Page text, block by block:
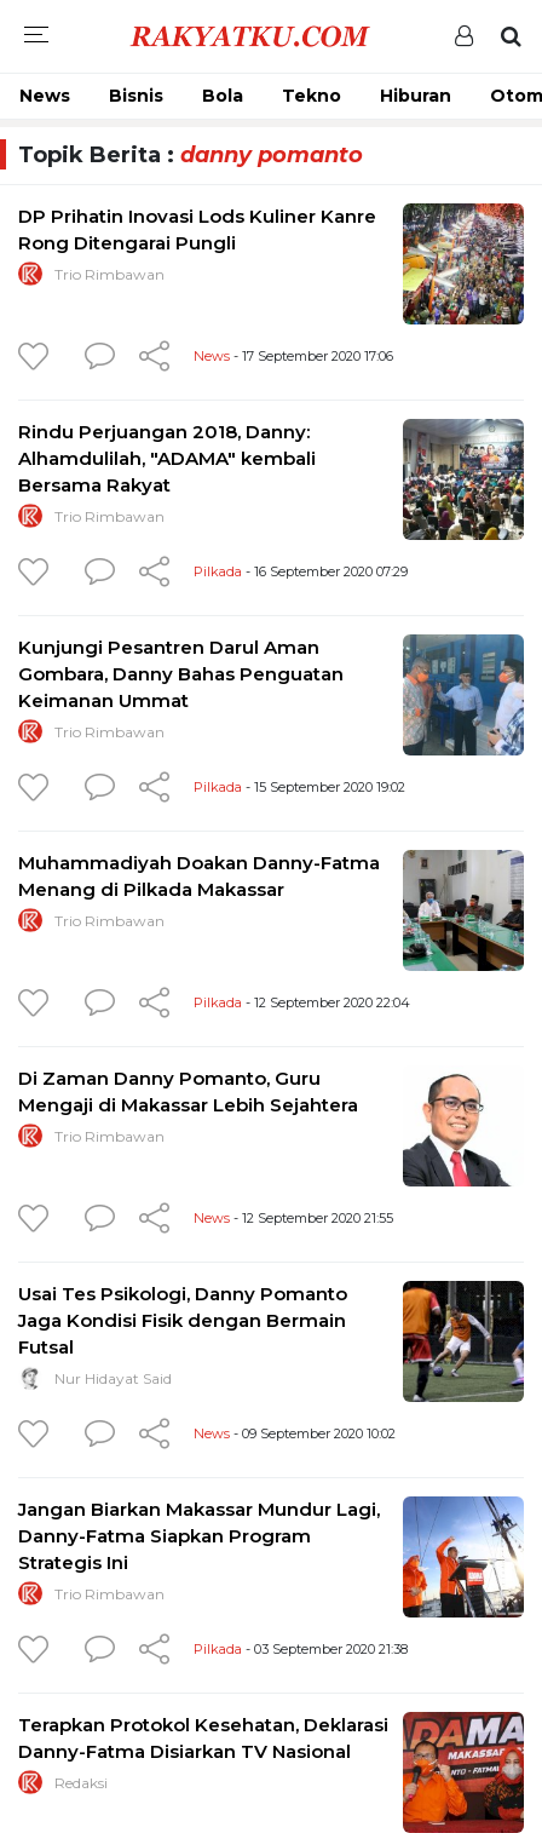
News Bisnis Bola Tekno Hiburan
Topik Berita : danny pomanto
DP Prihatin Inovasi Lods Kuliner Kanre
Rong Ditengarai Pungli
Trio Rimbawan
News - 17 September 2020 17:06
Rindu Perjuangan 2018, Danny:
Alhamdulilah, "ADAMA" kembali
Bersama Rakyat
Trio Rimbawan
Pilkada - 16 September 2020 07:29
Kunjungi Pesantren Darul Aman
Gombara, Danny Bahas Penguatan
Keimanan Ummat
Trio Rimbawan
Pilkada - 15 September 2020 19:02
Muhammadiyah Doakan Danny-Fatma
Menang di Pilkada Makassar
Trio Rimbawan
Pilkada - 12 September 2020 22:04
Di Zaman Danny Pomanto, Guru
Mengaji di Makassar Lebih Sejahtera
Trio Rimbawan
News - 12 September 2020 21:55
Usai Tes Psikologi, Danny Pomanto
Jaga Kondisi Fisik dengan Bermain
Futsal
Nur Hidayat Said
News - 09 September 2020 10:02
Jangan Biarkan Makassar Mundur Lagi,
Danny-Fatma Siapkan Program
Strategis Ini
Trio Rimbawan
Pilkada - 03 September 2020 21:38
Terapkan Protokol Kesehatan, Deklarasi
Danny-Fatma Disiarkan TV Nasional
Redaksi